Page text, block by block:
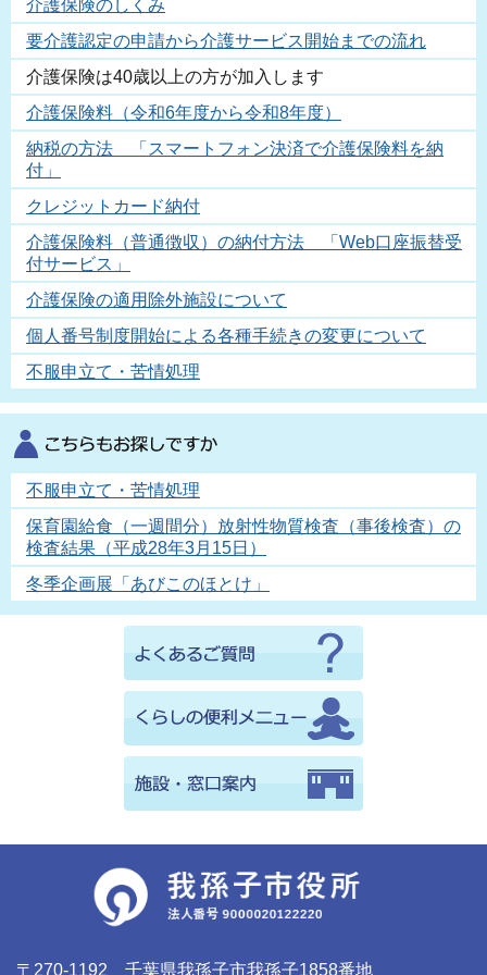
介護保険のしくみ
要介護認定の申請から介護サービス開始までの流れ
介護保険は40歳以上の方が加入します
介護保険料（令和6年度から令和8年度）
納税の方法 「スマートフォン決済で介護保険料を納
付」
クレジットカード納付
介護保険料（普通徴収）の納付方法 「Web口座振替受
付サービス」
介護保険の適用除外施設について
個人番号制度開始による各種手続きの変更について
不服申立て・苦情処理
不服申立て・苦情処理
保育園給食（一週間分）放射性物質検査（事後検査）の
検査結果（平成28年3月15日）
冬季企画展「あびこのほとけ」
〒270-1192 千葉県我孫子市我孫子1858番地